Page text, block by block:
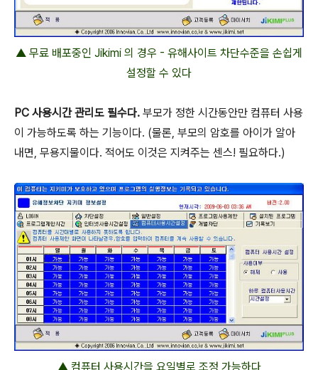
▲ 무료 배포중인 Jikimi 의 경우 - 유해사이트 차단수준을 손쉽게
설정할 수 있다
PC 사용시간 관리도 필수다. 부모가 정한 시간동안만 컴퓨터 사용
이 가능하도록 하는 기능이다. (물론, 부모의 암호를 아이가 알아
내면, 무용지물이다. 적어도 이것은 지켜주는 센스! 필요하다.)
▲ 컴퓨터 사용시간을 요일별로 조정 가능하다